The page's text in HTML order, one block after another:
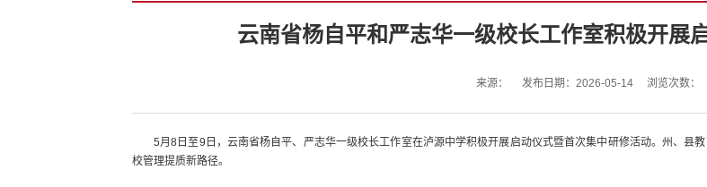
云南省杨自平和严志华一级校长工作室积极开展
来源： 发布日期：2026-05-14 浏览次数：
5月8日至9日，云南省杨自平、严志华一级校长工作室在泸源中学积极开展启动仪式暨首次集中研修活动。州、县
校管理提质新路径。